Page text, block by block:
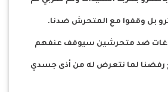
بل وقفوا مع المتحرش ضدنا.
ضد متحرشين سيوقف عنفهم
رفضنا لما نتعرض له من أذى جسدي